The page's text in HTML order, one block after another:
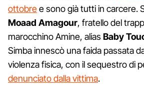
ottobree sono già tutti in carcere.
Moaad Amagour, fratello del
marocchino Amine, alias Baby
Simba innescò una faida passata
violenza fisica, con il sequestro di
denunciato dalla vittima.